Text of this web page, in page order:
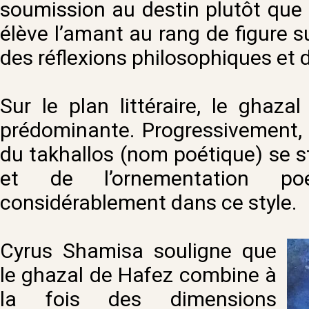
soumission au destin plutôt que
élève l’amant au rang de figure
des réflexions philosophiques et
Sur le plan littéraire, le
prédominante.
du takhallos (nom poétique) se
et de l’ornementation
considérablement dans ce style.
Cyrus Shamisa souligne que
le ghazal de Hafez combine à
la fois des dimensions